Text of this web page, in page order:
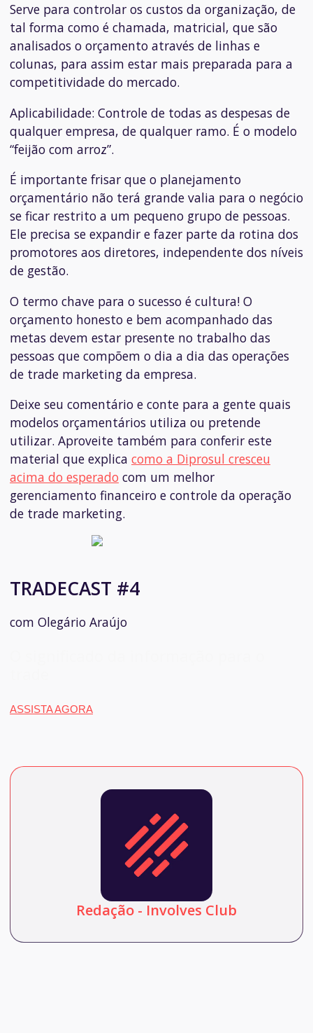
Serve para controlar os custos da organização, de
tal forma como é chamada, matricial, que são
analisados o orçamento através de linhas e
colunas, para assim estar mais preparada para a
competitividade do mercado.
Aplicabilidade: Controle de todas as despesas de
qualquer empresa, de qualquer ramo. É o modelo
“feijão com arroz”.
É importante frisar que o planejamento
orçamentário não terá grande valia para o negócio
se ficar restrito a um pequeno grupo de pessoas.
Ele precisa se expandir e fazer parte da rotina dos
promotores aos diretores, independente dos níveis
de gestão.
O termo chave para o sucesso é cultura! O
orçamento honesto e bem acompanhado das
metas devem estar presente no trabalho das
pessoas que compõem o dia a dia das operações
de trade marketing da empresa.
Deixe seu comentário e conte para a gente quais
modelos orçamentários utiliza ou pretende
utilizar. Aproveite também para conferir este
material que explica como a Diprosul cresceu
acima do esperado com um melhor
gerenciamento financeiro e controle da operação
de trade marketing.
TRADECAST #4
com Olegário Araújo
ASSISTA AGORA
Redação - Involves Club